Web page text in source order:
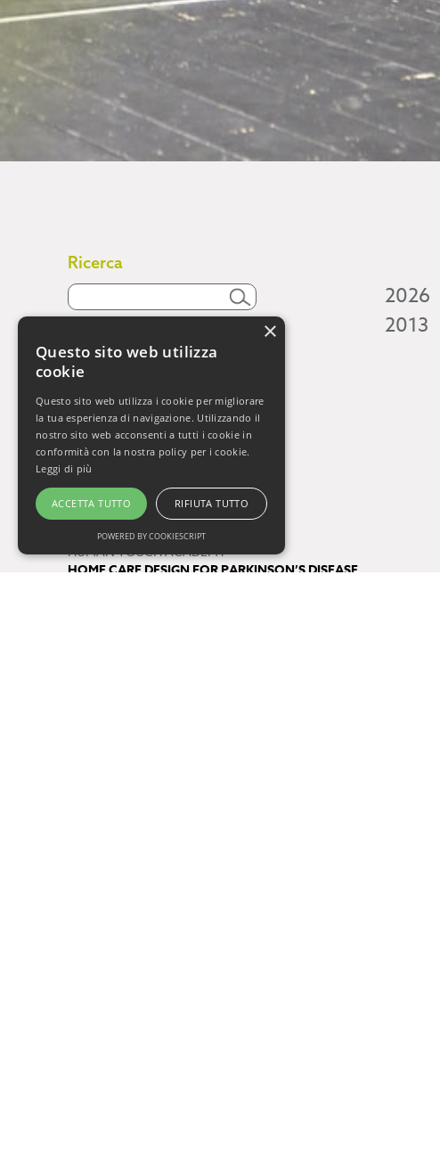
Ricerca
Attività
La Settimana del Cervello
Gli Orizzonti della Salute
Vivere Sani, Vivere Bene 2009-2019
Vivere Sani, Vivere Bene Online
Gli Appuntamenti della Salute
Il Respiro di Oxy.gen
Progetti
HUMAN TOUCH ACADEMY
HOME CARE DESIGN FOR PARKINSON’S DISEASE
2026
2013
×
Questo sito web utilizza
cookie
Questo sito web utilizza i cookie per migliorare
la tua esperienza di navigazione. Utilizzando il
nostro sito web acconsenti a tutti i cookie in
conformità con la nostra policy per i cookie.
Leggi di più
ACCETTA TUTTO RIFIUTA TUTTO
POWERED BY COOKIESCRIPT